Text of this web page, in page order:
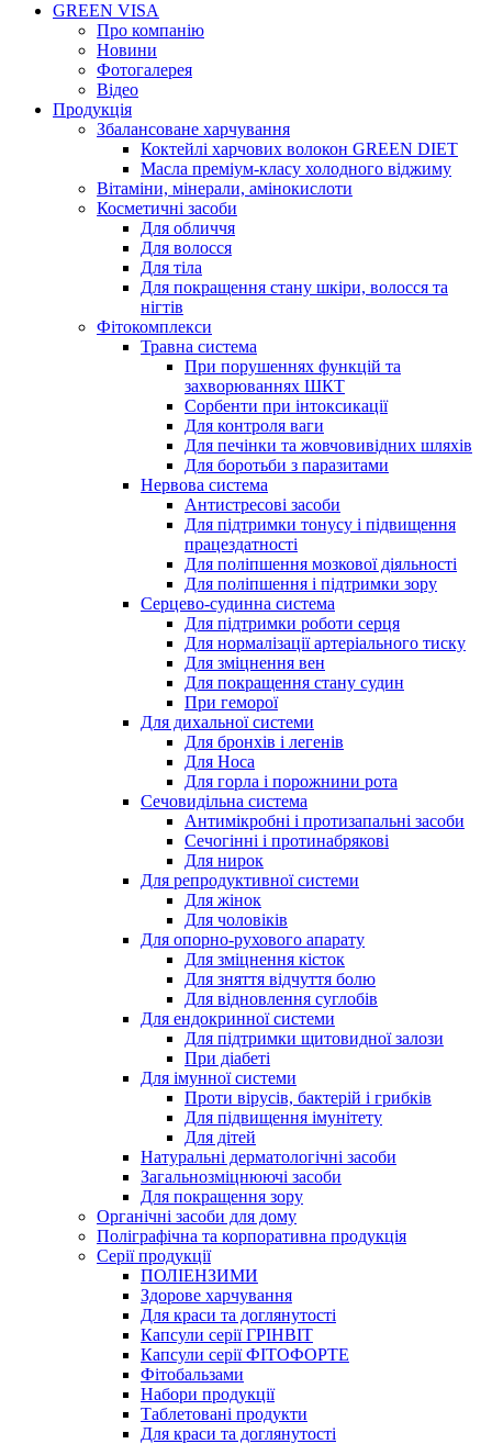
GREEN VISA
Про компанію
Новини
Фотогалерея
Відео
Продукція
Збалансоване харчування
Коктейлі харчових волокон GREEN DIET
Масла преміум-класу холодного віджиму
Вітаміни, мінерали, амінокислоти
Косметичні засоби
Для обличчя
Для волосся
Для тіла
Для покращення стану шкіри, волосся та
нігтів
Фітокомплекси
Травна система
При порушеннях функцій та
захворюваннях ШКТ
Сорбенти при інтоксикації
Для контроля ваги
Для печінки та жовчовивідних шляхів
Для боротьби з паразитами
Нервова система
Антистресові засоби
Для підтримки тонусу і підвищення
працездатності
Для поліпшення мозкової діяльності
Для поліпшення і підтримки зору
Серцево-судинна система
Для підтримки роботи серця
Для нормалізації артеріального тиску
Для зміцнення вен
Для покращення стану судин
При геморої
Для дихальної системи
Для бронхів і легенів
Для Носа
Для горла і порожнини рота
Сечовидільна система
Антимікробні і протизапальні засоби
Сечогінні і протинабрякові
Для нирок
Для репродуктивної системи
Для жінок
Для чоловіків
Для опорно-рухового апарату
Для зміцнення кісток
Для зняття відчуття болю
Для відновлення суглобів
Для ендокринної системи
Для підтримки щитовидної залози
При діабеті
Для імунної системи
Проти вірусів, бактерій і грибків
Для підвищення імунітету
Для дітей
Натуральні дерматологічні засоби
Загальнозміцнюючі засоби
Для покращення зору
Органічні засоби для дому
Поліграфічна та корпоративна продукція
Серії продукції
ПОЛІЕНЗИМИ
Здорове харчування
Для краси та доглянутості
Капсули серії ГРІНВІТ
Капсули серії ФІТОФОРТЕ
Фітобальзами
Набори продукції
Таблетовані продукти
Для краси та доглянутості